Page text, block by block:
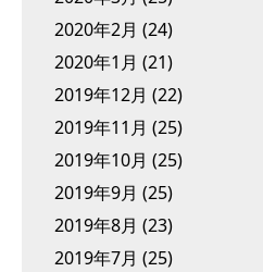
2020年2月 (24)
2020年1月 (21)
2019年12月 (22)
2019年11月 (25)
2019年10月 (25)
2019年9月 (25)
2019年8月 (23)
2019年7月 (25)